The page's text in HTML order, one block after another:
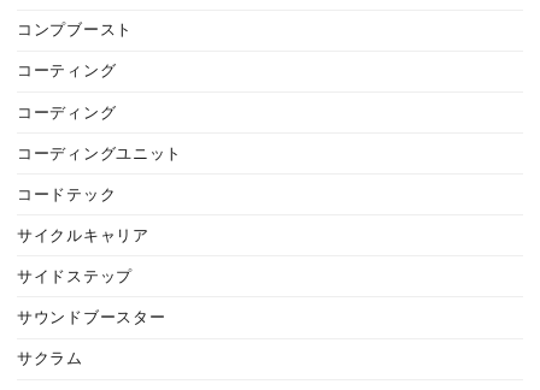
コンプブースト
コーティング
コーディング
コーディングユニット
コードテック
サイクルキャリア
サイドステップ
サウンドブースター
サクラム